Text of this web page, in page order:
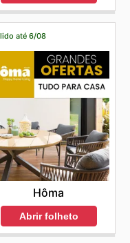
até 6/08
Hôma
Abrir folheto